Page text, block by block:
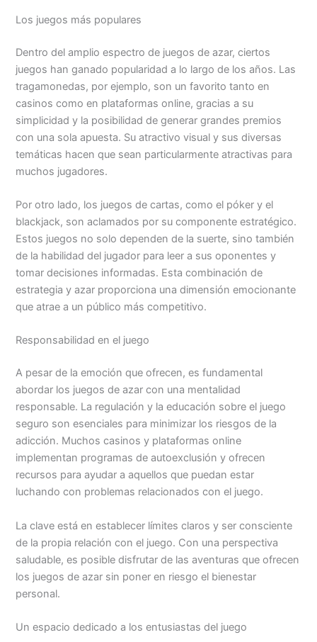
Los juegos más populares
Dentro del amplio espectro de juegos de azar, ciertos
juegos han ganado popularidad a lo largo de los años. Las
tragamonedas, por ejemplo, son un favorito tanto en
casinos como en plataformas online, gracias a su
simplicidad y la posibilidad de generar grandes premios
con una sola apuesta. Su atractivo visual y sus diversas
temáticas hacen que sean particularmente atractivas para
muchos jugadores.
Por otro lado, los juegos de cartas, como el póker y el
blackjack, son aclamados por su componente estratégico.
Estos juegos no solo dependen de la suerte, sino también
de la habilidad del jugador para leer a sus oponentes y
tomar decisiones informadas. Esta combinación de
estrategia y azar proporciona una dimensión emocionante
que atrae a un público más competitivo.
Responsabilidad en el juego
A pesar de la emoción que ofrecen, es fundamental
abordar los juegos de azar con una mentalidad
responsable. La regulación y la educación sobre el juego
seguro son esenciales para minimizar los riesgos de la
adicción. Muchos casinos y plataformas online
implementan programas de autoexclusión y ofrecen
recursos para ayudar a aquellos que puedan estar
luchando con problemas relacionados con el juego.
La clave está en establecer límites claros y ser consciente
de la propia relación con el juego. Con una perspectiva
saludable, es posible disfrutar de las aventuras que ofrecen
los juegos de azar sin poner en riesgo el bienestar
personal.
Un espacio dedicado a los entusiastas del juego